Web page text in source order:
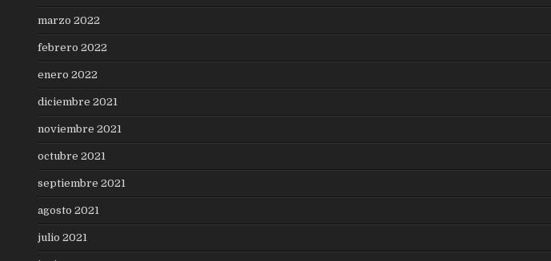
marzo 2022
febrero 2022
enero 2022
diciembre 2021
noviembre 2021
octubre 2021
septiembre 2021
agosto 2021
julio 2021